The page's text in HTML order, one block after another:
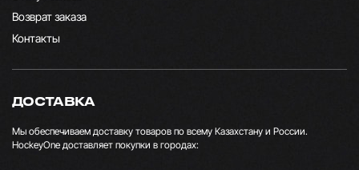
Возврат заказа
Контакты
ДОСТАВКА
Мы обеспечиваем доставку товаров по всему Казахстану и России.
HockeyOne доставляет покупки в городах: